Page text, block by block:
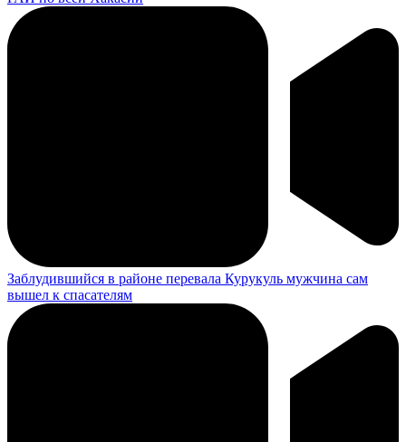
Заблудившийся в районе перевала Курукуль мужчина сам
вышел к спасателям